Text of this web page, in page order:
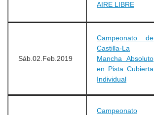
AIRE LIBRE
Sáb.02.Feb.2019
Campeonato de
Castilla-La
Mancha Absoluto
en Pista Cubierta
Individual
Campeonato